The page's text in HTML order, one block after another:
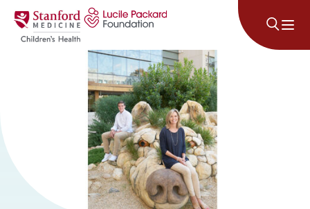
콘텐츠로 건너뛰기